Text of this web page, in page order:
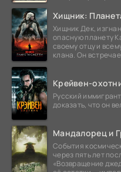
Хищник:
Хищник Дек,
опасную планету
своему отцу и
клана. Он
Крейвен-
Русский
доказать, что он
Мандалорец и
События
через пять лет
«Возвращение